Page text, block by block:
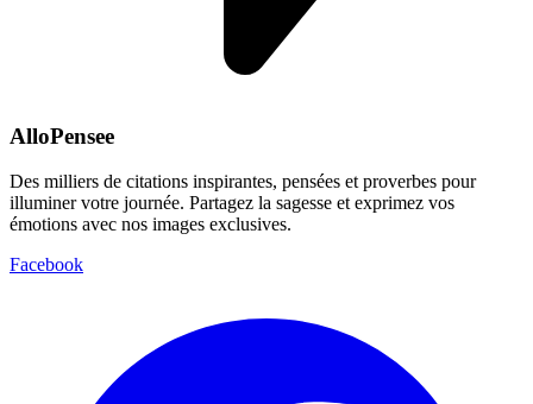
AlloPensee
Des milliers de citations inspirantes, pensées et proverbes pour
illuminer votre journée. Partagez la sagesse et exprimez vos
émotions avec nos images exclusives.
Facebook